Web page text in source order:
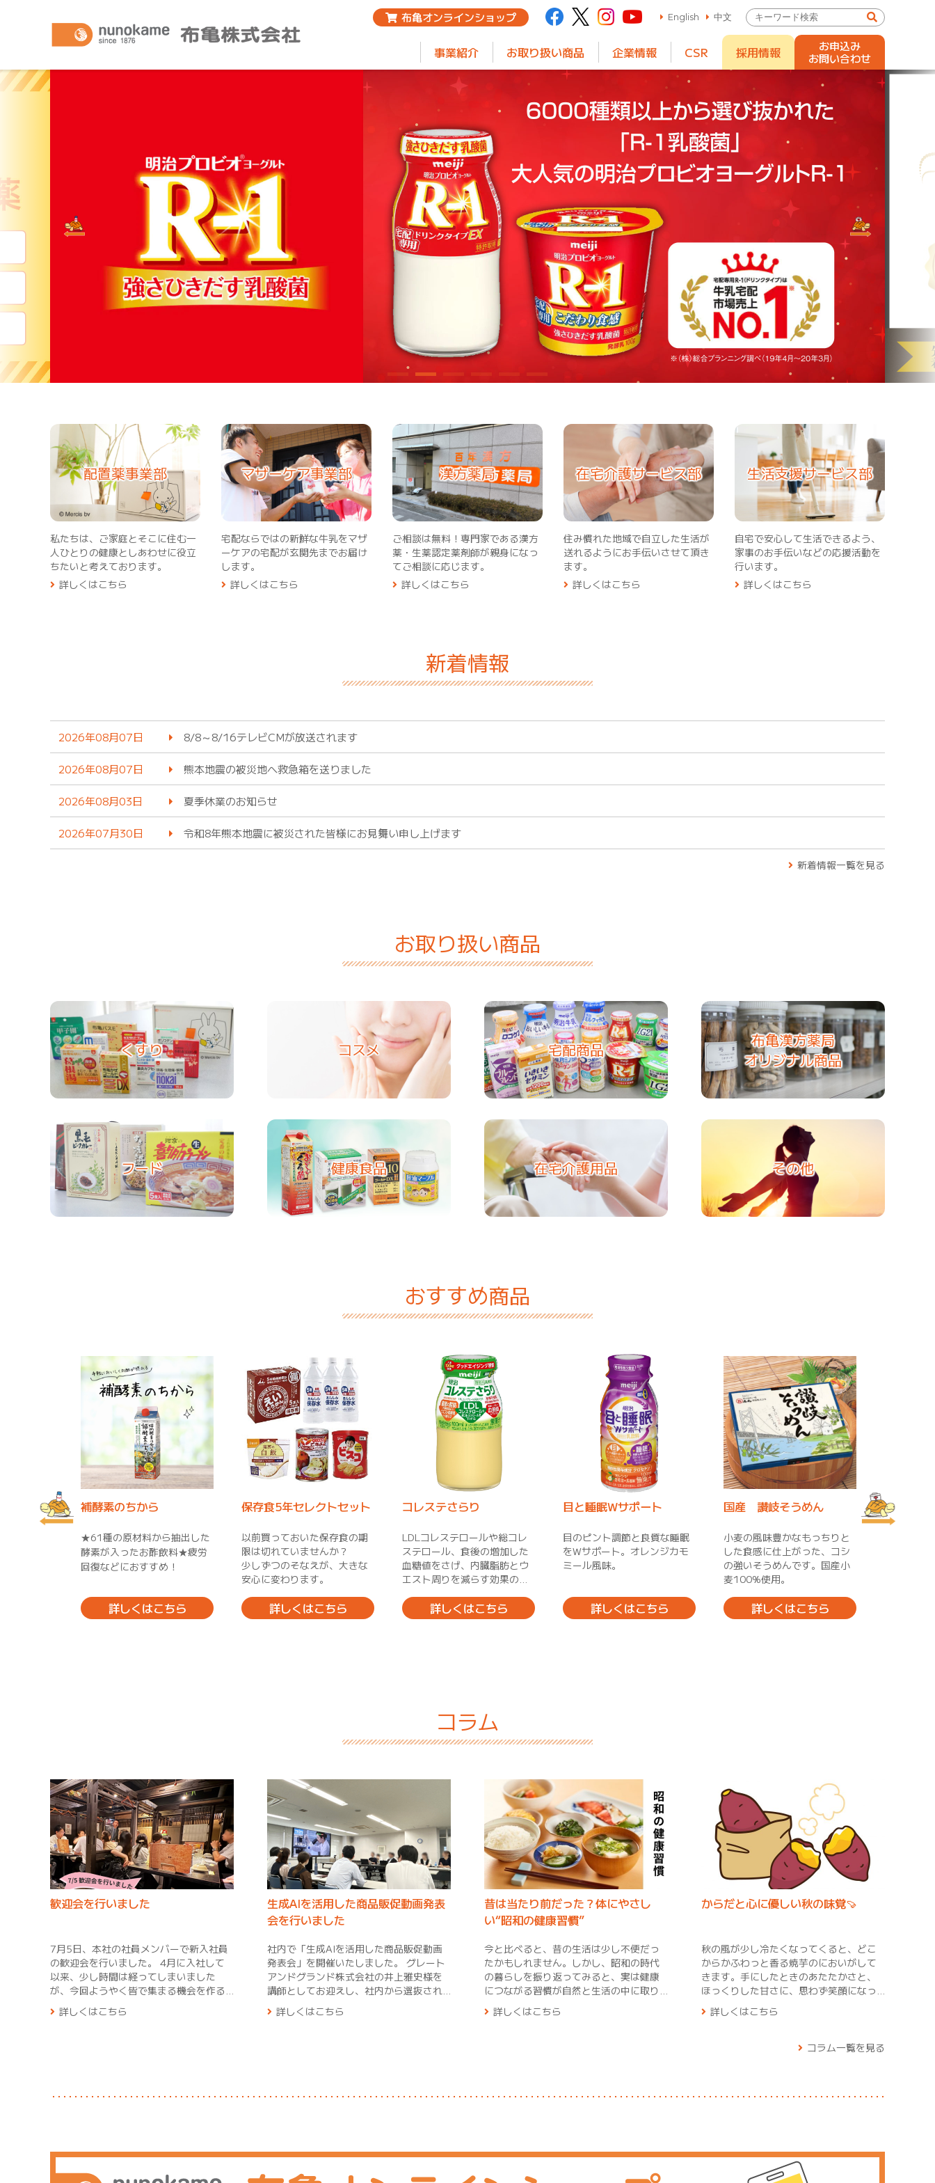
布亀オンラインショップ English 中文
事業紹介 お取り扱い商品 企業情報 CSR 採用情報
お申込み
お問い合わせ
配置薬事業部
私たちは、ご家庭とそこに住む一
人ひとりの健康としあわせに役立
ちたいと考えております。
詳しくはこちら
マザーケア事業部
宅配ならではの新鮮な牛乳をマザ
ーケアの宅配が玄関先までお届け
します。
詳しくはこちら
漢方薬局
ご相談は無料！専門家である漢方
薬・生薬認定薬剤師が親身になっ
てご相談に応じます。
詳しくはこちら
在宅介護サービス部
住み慣れた地域で自立した生活が
送れるようにお手伝いさせて頂き
ます。
詳しくはこちら
生活支援サービス部
自宅で安心して生活できるよう、
家事のお手伝いなどの応援活動を
行います。
詳しくはこちら
新着情報
2026年08月07日 8/8～8/16テレビCMが放送されます
2026年08月07日 熊本地震の被災地へ救急箱を送りました
2026年08月03日 夏季休業のお知らせ
2026年07月30日 令和8年熊本地震に被災された皆様にお見舞い申し上げます
新着情報一覧を見る
お取り扱い商品
くすり コスメ 宅配商品
布亀漢方薬局
オリジナル商品
フード 健康食品 在宅介護用品 その他
おすすめ商品
スホワイ 補酵素のちから
★61種の原材料から抽出した
酵素が入ったお酢飲料★疲労
回復などにおすすめ！
詳しくはこちら
保存食5年セレクトセット
以前買っておいた保存食の期
限は切れていませんか？
少しずつのそなえが、大きな
安心に変わります。
詳しくはこちら
コレステさらり
LDLコレステロールや総コレ
ステロール、食後の増加した
血糖値をさげ、内臓脂肪とウ
エスト周りを減らす効果のあ
合。砂糖不使用・脂肪ゼロ。
すっきり青リンゴ風味
詳しくはこちら
目と睡眠Wサポート
目のピント調節と良質な睡眠
をWサポート。オレンジカモ
ミール風味。
詳しくはこちら
国産 讃岐そうめん
小麦の風味豊かなもっちりと
した食感に仕上がった、コシ
の強いそうめんです。国産小
麦100%使用。
詳しくはこちら
喜多方冷
コラム
歓迎会を行いました
7月5日、本社の社員メンバーで新入社員
の歓迎会を行いました。 4月に入社して
以来、少し時間は経ってしまいました
が、今回ようやく皆で集まる機会を作る
ことができました。普段は部署が異なり
業務中にはなかなか話せないメンバーと
交流で深まったつながりを今後の業務で
詳しくはこちら
生成AIを活用した商品販促動画発表
会を行いました
社内で「生成AIを活用した商品販促動画
発表会」を開催いたしました。 グレート
アンドグランド株式会社の井上雅史様を
講師としてお迎えし、社内から選抜され
た4名のメンバーが、生成AIを駆使して制
作したオリジナルの販促動画を披露。 そ
ていこう」という前向きな意見が多く交
えできるよう励んでまいります。 講師を
務めてくださった井上先生、貴重な学び
詳しくはこちら
昔は当たり前だった？体にやさし
い“昭和の健康習慣”
今と比べると、昔の生活は少し不便だっ
たかもしれません。しかし、昭和の時代
の暮らしを振り返ってみると、実は健康
につながる習慣が自然と生活の中に取り
入れられていたことに気づきます。便利
な時代になった今だからこそ、改めて見
自然と体を動かしていたため、特別に運
日の散歩やちょっとした外出を増やすだ
けでも、健康づくりにつながります。 二
詳しくはこちら
からだと心に優しい秋の味覚🍠
秋の風が少し冷たくなってくると、どこ
からかふわっと香る焼芋のにおいがして
きます。手にしたときのあたたかさと、
ほっくりした甘さに、思わず笑顔になっ
てしまいますね。焼芋は、秋から冬にか
けてがいちばんおいしい旬の食べ物で
かせることで甘みが増し、寒い季節にぴ
くれたり、腸の中で善玉菌を育ててくれ
自然の恵みがぎゅっと詰まっています。
焼芋の甘さは、ゆっくり火を通すことで
詳しくはこちら
コラム一覧を見る